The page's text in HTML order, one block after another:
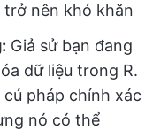
nên khó khăn
Giả sử bạn đang
dữ liệu trong R.
pháp chính xác
nó có thể